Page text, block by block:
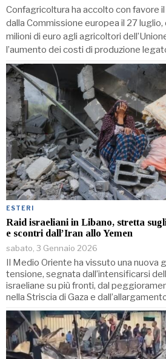
Confagricoltura ha accolto con favore
dalla Commissione europea il 27
milioni di euro agli agricoltori
l’aumento dei costi di produzione
ESTERI
Raid israeliani in Libano, stretta
e scontri dall’Iran allo Yemen
sabato, 3 Gennaio 2026
Il Medio Oriente ha vissuto una nuova
tensione, segnata dall’intensificarsi
israeliane su più fronti, dal
nella Striscia di Gaza e